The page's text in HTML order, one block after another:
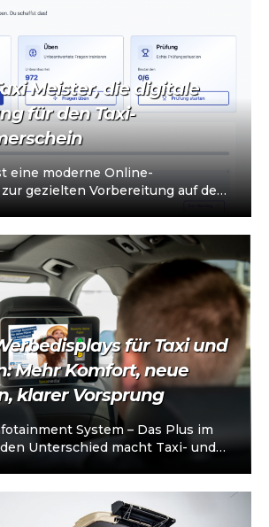
Meister, die digitale
für den Taxi-
eine moderne Online-
gezielten Vorbereitung auf den
für Taxi und
Mehr Komfort, neue
klarer Vorsprung
System – Das Plus im
Unterschied macht Taxi- und